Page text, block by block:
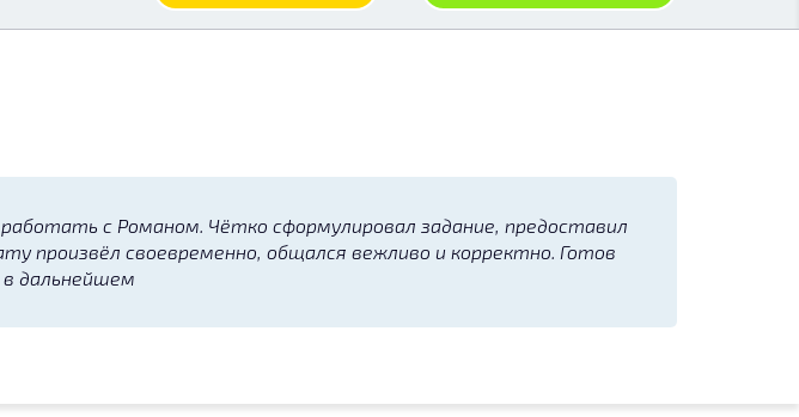
с Романом. Чётко сформулировал задание, предоставил
произвёл своевременно, общался вежливо и корректно. Готов
дальнейшем